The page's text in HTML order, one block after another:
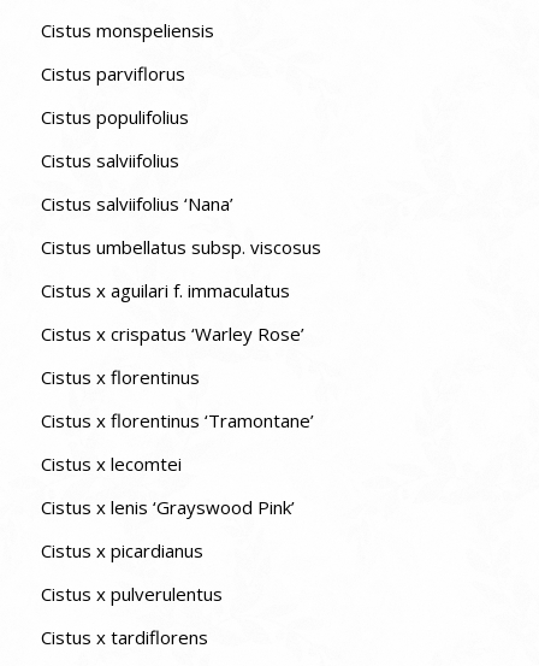
Cistus monspeliensis
Cistus parviflorus
Cistus populifolius
Cistus salviifolius
Cistus salviifolius ‘Nana’
Cistus umbellatus subsp. viscosus
Cistus x aguilari f. immaculatus
Cistus x crispatus ‘Warley Rose’
Cistus x florentinus
Cistus x florentinus ‘Tramontane’
Cistus x lecomtei
Cistus x lenis ‘Grayswood Pink’
Cistus x picardianus
Cistus x pulverulentus
Cistus x tardiflorens